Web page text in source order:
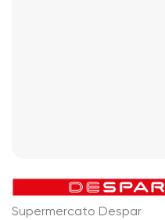
Supermercato Despar